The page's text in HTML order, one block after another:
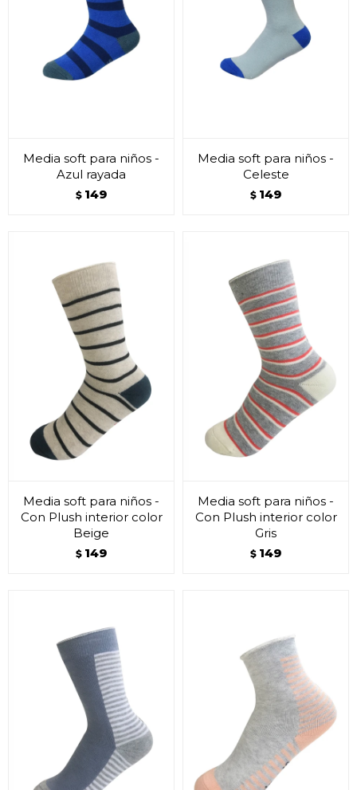
Media soft para niños -
Azul rayada
$ 149
Media soft para niños -
Celeste
$ 149
Media soft para niños -
Con Plush interior color
Beige
$ 149
Media soft para niños -
Con Plush interior color
Gris
$ 149